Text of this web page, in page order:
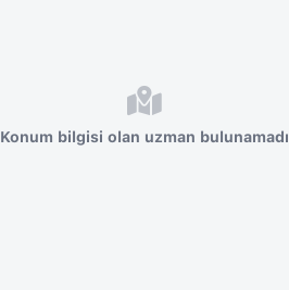
Konum bilgisi olan uzman bulunamadı